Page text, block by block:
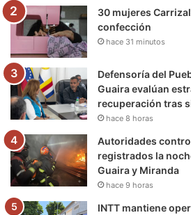
30 mujeres
confección
hace 31 minutos
Defensoría del
Guaira evalúan
recuperación tras
hace 8 horas
Autoridades
registrados la
Guaira y Miranda
hace 9 horas
INTT mantiene